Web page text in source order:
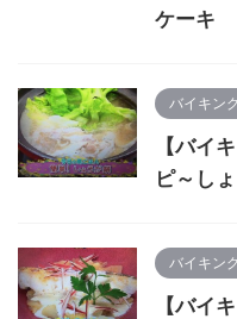
ケーキ
バイキン
【バイ
ピ～し
バイキン
【バイ